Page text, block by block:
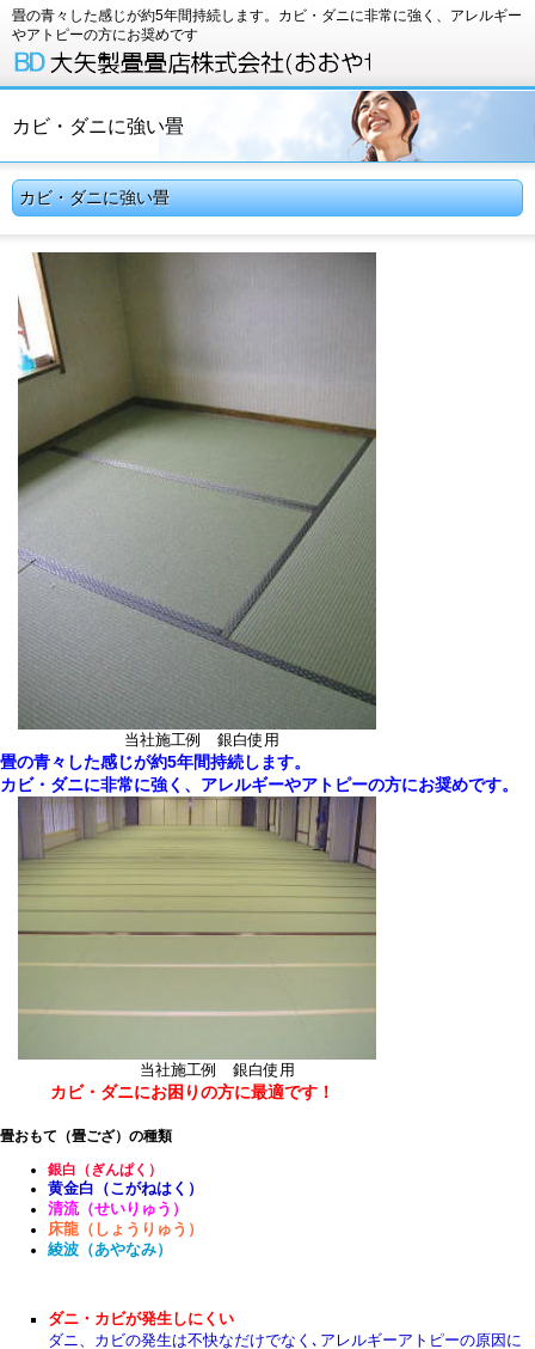
畳の青々した感じが約5年間持続します。カビ・ダニに非常に強く、アレルギー
やアトピーの方にお奨めです
カビ・ダニに強い畳
カビ・ダニに強い畳
当社施工例 銀白使用
畳の青々した感じが約5年間持続します。
カビ・ダニに非常に強く、アレルギーやアトピーの方にお奨めです。
当社施工例 銀白使用
カビ・ダニにお困りの方に最適です！
畳おもて（畳ござ）の種類
銀白（ぎんぱく）
黄金白（こがねはく）
清流（せいりゅう）
床龍（しょうりゅう）
綾波（あやなみ）
ダニ・カビが発生しにくい
ダニ、カビの発生は不快なだけでなく､アレルギーアトピーの原因に